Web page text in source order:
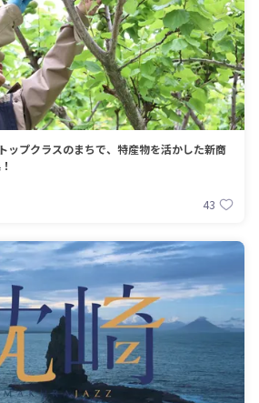
ップクラスのまちで、特産物を活かした新商
43